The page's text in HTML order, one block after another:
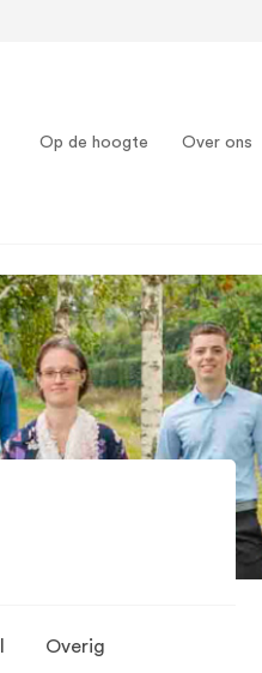
Op de hoogte
Over ons
Overig